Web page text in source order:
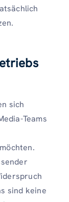
sich
Teams
sind keine